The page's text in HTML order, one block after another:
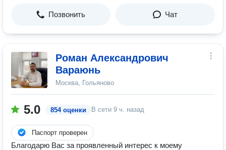
Позвонить Чат
Роман Александрович
Вараюнь
Москва, Гольяново
5.0 854 оценки В сети 9 ч. назад
Паспорт проверен
Благодарю Вас за проявленный интерес к моему